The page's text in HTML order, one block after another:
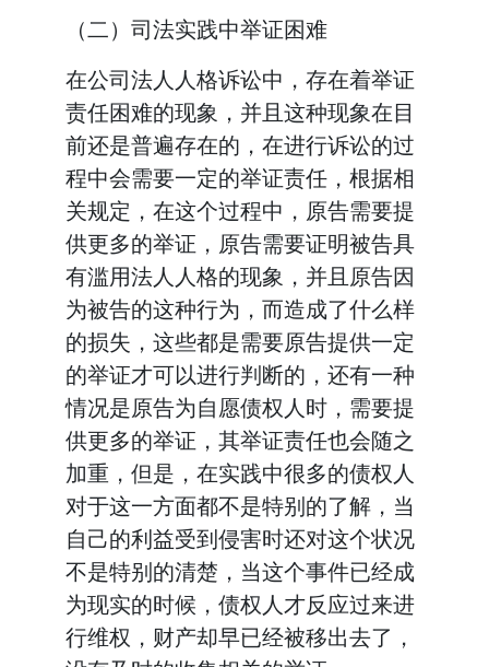
（二）司法实践中举证困难
在公司法人人格诉讼中，存在着举证
责任困难的现象，并且这种现象在目
前还是普遍存在的，在进行诉讼的过
程中会需要一定的举证责任，根据相
关规定，在这个过程中，原告需要提
供更多的举证，原告需要证明被告具
有滥用法人人格的现象，并且原告因
为被告的这种行为，而造成了什么样
的损失，这些都是需要原告提供一定
的举证才可以进行判断的，还有一种
情况是原告为自愿债权人时，需要提
供更多的举证，其举证责任也会随之
加重，但是，在实践中很多的债权人
对于这一方面都不是特别的了解，当
自己的利益受到侵害时还对这个状况
不是特别的清楚，当这个事件已经成
为现实的时候，债权人才反应过来进
行维权，财产却早已经被移出去了，